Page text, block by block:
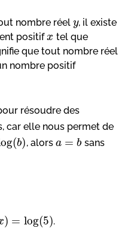
nombre réel y, il existe
positifx tel que
que tout nombre réel
nombre positif
résoudre des
car elle nous permet de
(b), alors a = b sans
) = log(5).